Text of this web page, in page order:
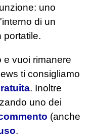
uno
di un
portatile.
e vuoi rimanere
ti consigliamo
. Inoltre
uno dei
(anche
.